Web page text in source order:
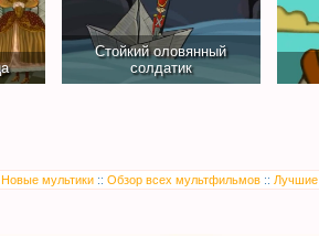
Стойкий оловянный
солдатик
Новые мультики:: Обзор всех мультфильмов:: Лучшие